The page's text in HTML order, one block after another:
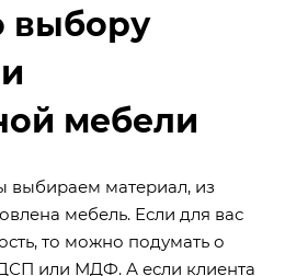
выбору
мебели
выбираем материал, из
мебель. Если для вас
то можно подумать о
или МДФ. А если клиента